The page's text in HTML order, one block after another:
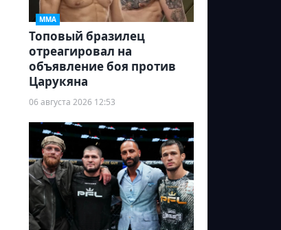
ММА
Топовый бразилец
отреагировал на
объявление боя против
Царукяна
06 августа 2026 12:53